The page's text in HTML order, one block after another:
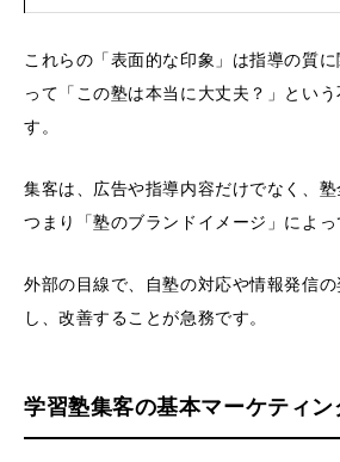
これらの「表面的な印象」は指導の質
って「この塾は本当に大丈夫？」とい
す。
集客は、広告や指導内容だけでなく、塾
つまり「塾のブランドイメージ」によっ
外部の目線で、自塾の対応や情報発信
し、改善することが急務です。
学習塾集客の基本マーケティ